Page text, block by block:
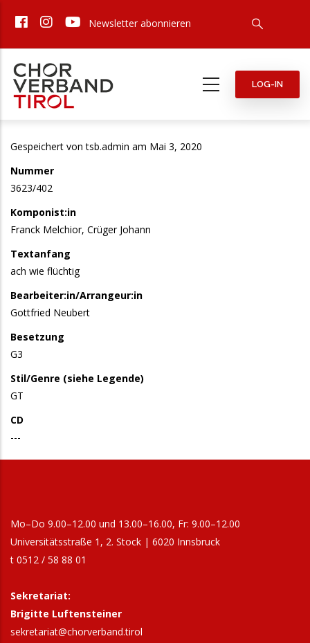
zum
Newsletter abonnieren
LOG-IN
Gespeichert vontsb.admin am Mai 3, 2020
Nummer
3623/402
Komponist:in
Franck Melchior, Crüger Johann
Textanfang
ach wie flüchtig
Bearbeiter:in/Arrangeur:in
Gottfried Neubert
Besetzung
G3
Stil/Genre (siehe Legende)
GT
CD
---
Mo–Do 9.00–12.00 und 13.00–16.00, Fr: 9.00–12.00
Universitätsstraße 1, 2. Stock | 6020 Innsbruck
t 0512 / 58 88 01
Sekretariat:
Brigitte Luftensteiner
sekretariat@chorverband.tirol